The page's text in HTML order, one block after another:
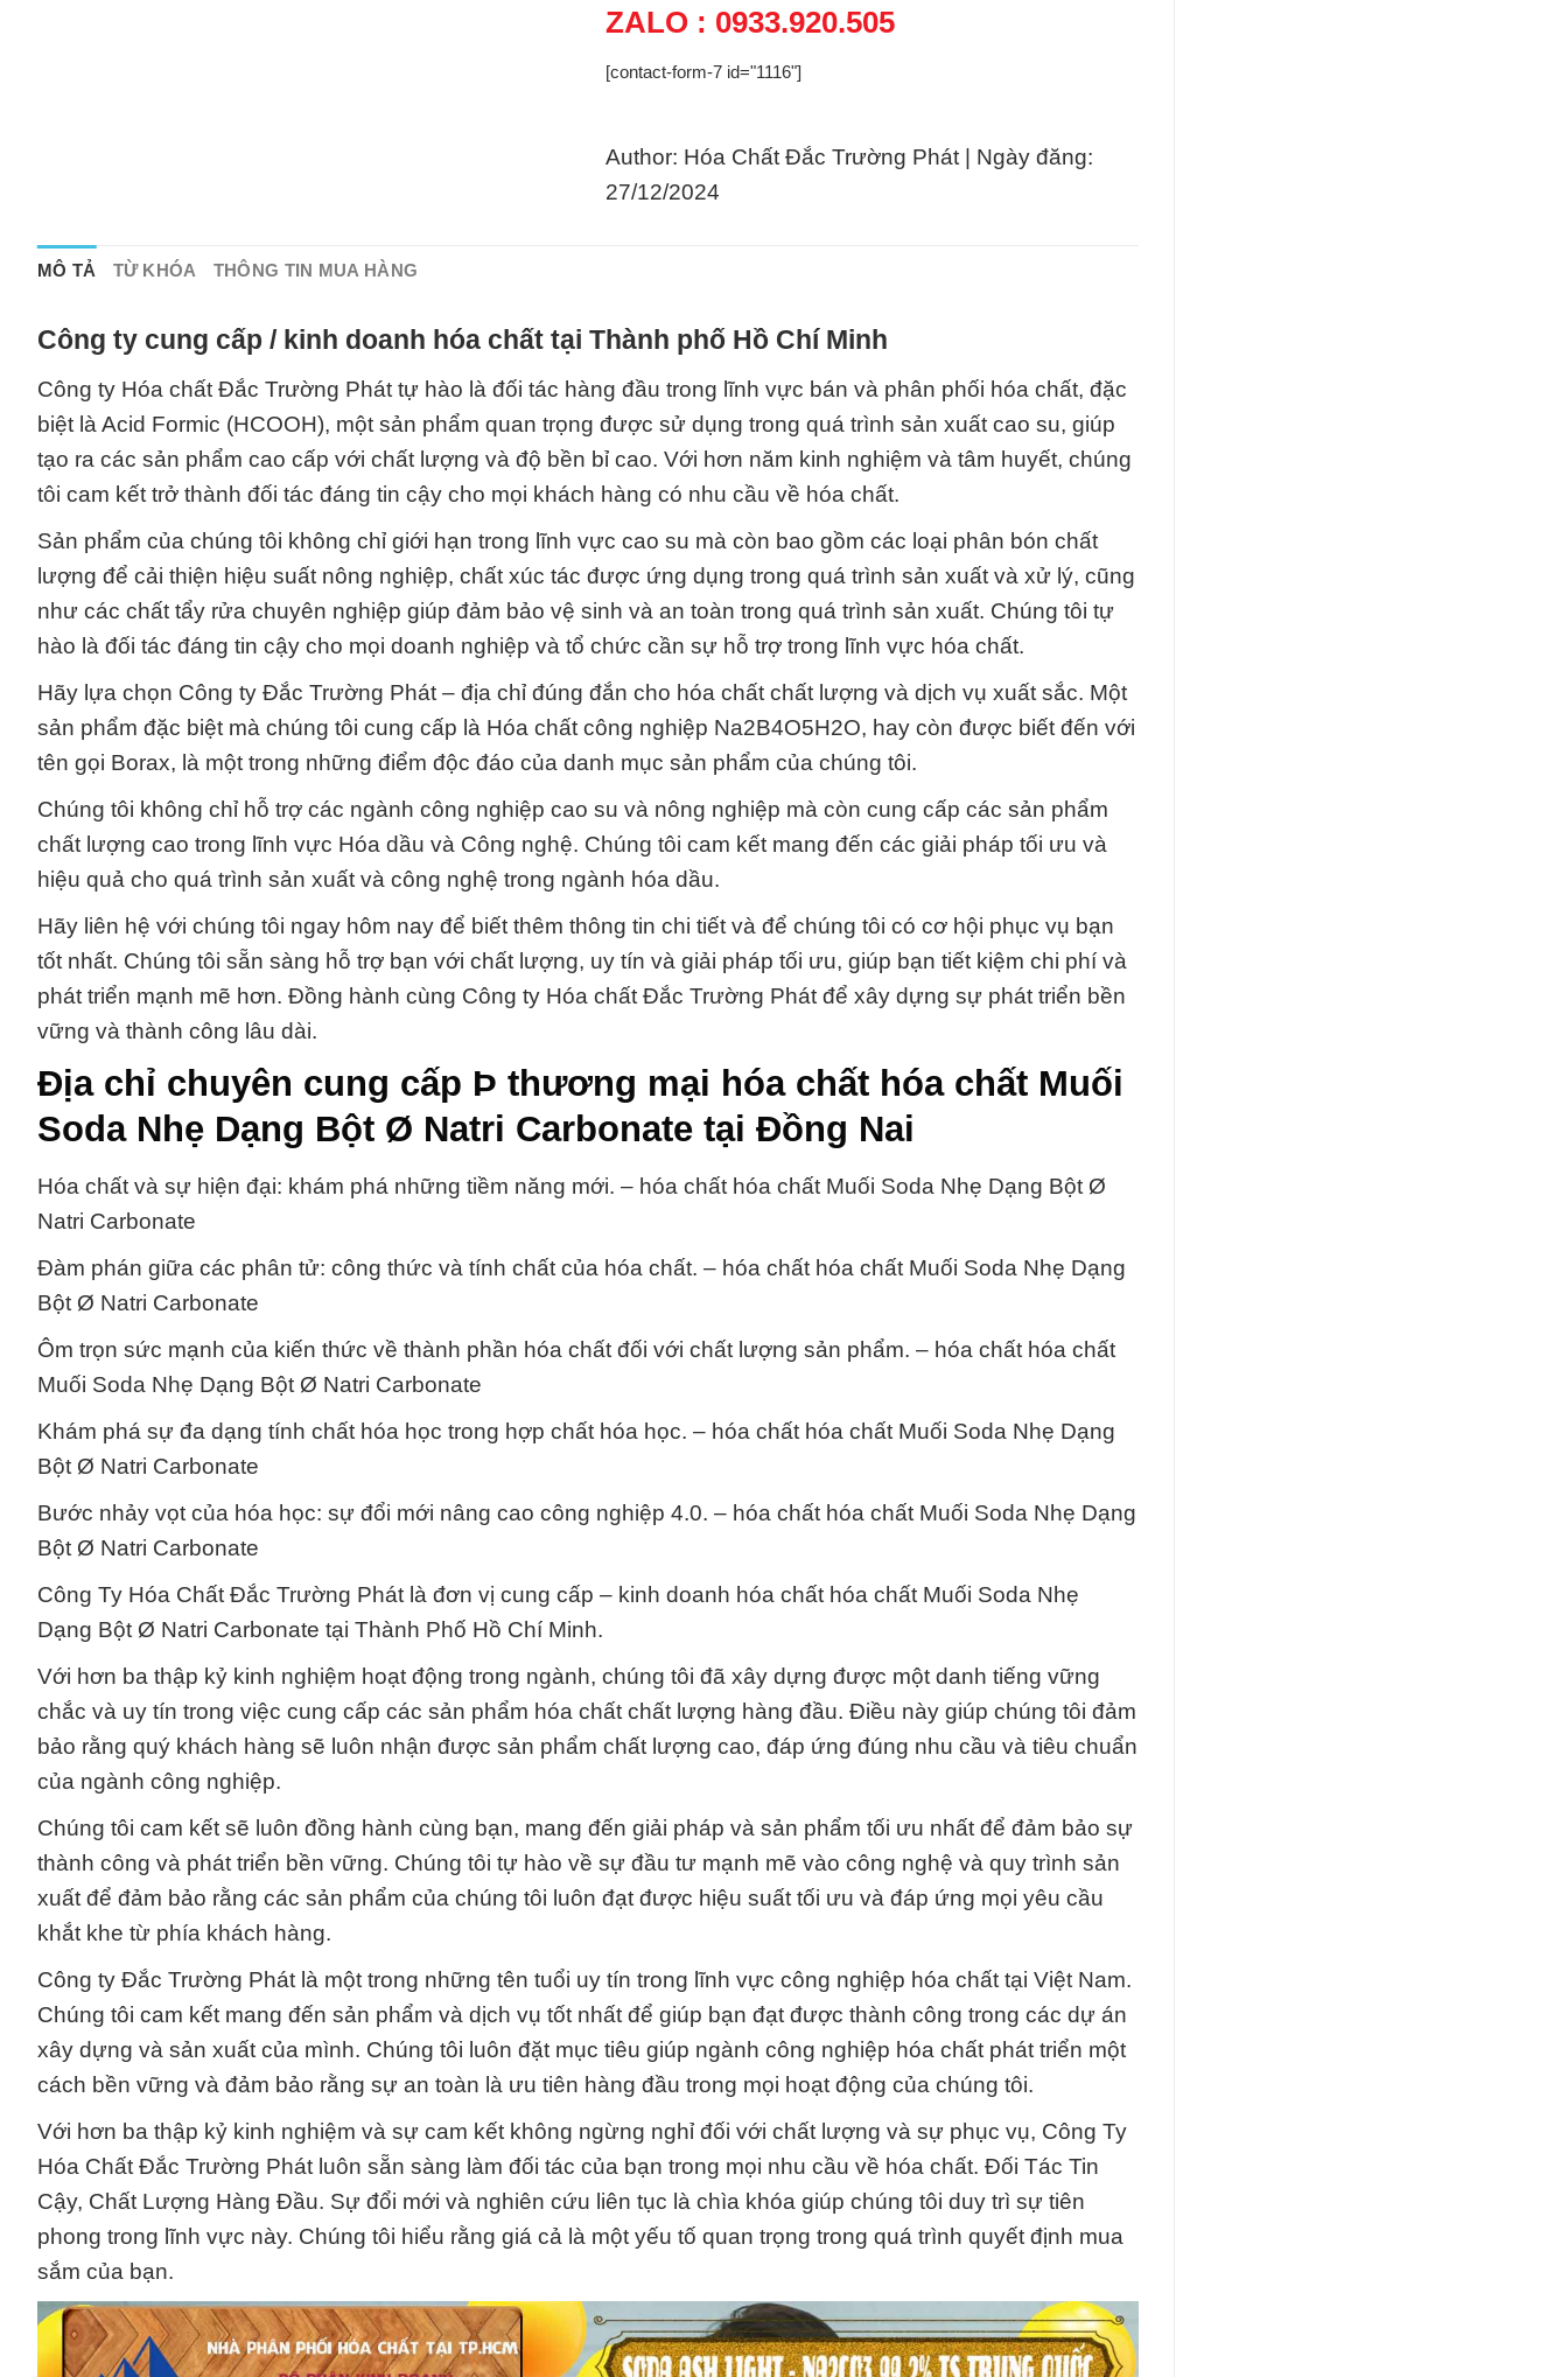
ZALO : 0933.920.505
[contact-form-7 id="1116"]
Author: Hóa Chất Đắc Trường Phát | Ngày đăng:
27/12/2024
MÔ TẢ TỪ KHÓA THÔNG TIN MUA HÀNG
Công ty cung cấp / kinh doanh hóa chất tại Thành phố Hồ Chí Minh
Công ty Hóa chất Đắc Trường Phát tự hào là đối tác hàng đầu trong lĩnh vực bán và phân phối hóa chất, đặc
biệt là Acid Formic (HCOOH), một sản phẩm quan trọng được sử dụng trong quá trình sản xuất cao su, giúp
tạo ra các sản phẩm cao cấp với chất lượng và độ bền bỉ cao. Với hơn năm kinh nghiệm và tâm huyết, chúng
tôi cam kết trở thành đối tác đáng tin cậy cho mọi khách hàng có nhu cầu về hóa chất.
Sản phẩm của chúng tôi không chỉ giới hạn trong lĩnh vực cao su mà còn bao gồm các loại phân bón chất
lượng để cải thiện hiệu suất nông nghiệp, chất xúc tác được ứng dụng trong quá trình sản xuất và xử lý, cũng
như các chất tẩy rửa chuyên nghiệp giúp đảm bảo vệ sinh và an toàn trong quá trình sản xuất. Chúng tôi tự
hào là đối tác đáng tin cậy cho mọi doanh nghiệp và tổ chức cần sự hỗ trợ trong lĩnh vực hóa chất.
Hãy lựa chọn Công ty Đắc Trường Phát – địa chỉ đúng đắn cho hóa chất chất lượng và dịch vụ xuất sắc. Một
sản phẩm đặc biệt mà chúng tôi cung cấp là Hóa chất công nghiệp Na2B4O5H2O, hay còn được biết đến với
tên gọi Borax, là một trong những điểm độc đáo của danh mục sản phẩm của chúng tôi.
Chúng tôi không chỉ hỗ trợ các ngành công nghiệp cao su và nông nghiệp mà còn cung cấp các sản phẩm
chất lượng cao trong lĩnh vực Hóa dầu và Công nghệ. Chúng tôi cam kết mang đến các giải pháp tối ưu và
hiệu quả cho quá trình sản xuất và công nghệ trong ngành hóa dầu.
Hãy liên hệ với chúng tôi ngay hôm nay để biết thêm thông tin chi tiết và để chúng tôi có cơ hội phục vụ bạn
tốt nhất. Chúng tôi sẵn sàng hỗ trợ bạn với chất lượng, uy tín và giải pháp tối ưu, giúp bạn tiết kiệm chi phí và
phát triển mạnh mẽ hơn. Đồng hành cùng Công ty Hóa chất Đắc Trường Phát để xây dựng sự phát triển bền
vững và thành công lâu dài.
Địa chỉ chuyên cung cấp Þ thương mại hóa chất hóa chất Muối
Soda Nhẹ Dạng Bột Ø Natri Carbonate tại Đồng Nai
Hóa chất và sự hiện đại: khám phá những tiềm năng mới. – hóa chất hóa chất Muối Soda Nhẹ Dạng Bột Ø
Natri Carbonate
Đàm phán giữa các phân tử: công thức và tính chất của hóa chất. – hóa chất hóa chất Muối Soda Nhẹ Dạng
Bột Ø Natri Carbonate
Ôm trọn sức mạnh của kiến thức về thành phần hóa chất đối với chất lượng sản phẩm. – hóa chất hóa chất
Muối Soda Nhẹ Dạng Bột Ø Natri Carbonate
Khám phá sự đa dạng tính chất hóa học trong hợp chất hóa học. – hóa chất hóa chất Muối Soda Nhẹ Dạng
Bột Ø Natri Carbonate
Bước nhảy vọt của hóa học: sự đổi mới nâng cao công nghiệp 4.0. – hóa chất hóa chất Muối Soda Nhẹ Dạng
Bột Ø Natri Carbonate
Công Ty Hóa Chất Đắc Trường Phát là đơn vị cung cấp – kinh doanh hóa chất hóa chất Muối Soda Nhẹ
Dạng Bột Ø Natri Carbonate tại Thành Phố Hồ Chí Minh.
Với hơn ba thập kỷ kinh nghiệm hoạt động trong ngành, chúng tôi đã xây dựng được một danh tiếng vững
chắc và uy tín trong việc cung cấp các sản phẩm hóa chất chất lượng hàng đầu. Điều này giúp chúng tôi đảm
bảo rằng quý khách hàng sẽ luôn nhận được sản phẩm chất lượng cao, đáp ứng đúng nhu cầu và tiêu chuẩn
của ngành công nghiệp.
Chúng tôi cam kết sẽ luôn đồng hành cùng bạn, mang đến giải pháp và sản phẩm tối ưu nhất để đảm bảo sự
thành công và phát triển bền vững. Chúng tôi tự hào về sự đầu tư mạnh mẽ vào công nghệ và quy trình sản
xuất để đảm bảo rằng các sản phẩm của chúng tôi luôn đạt được hiệu suất tối ưu và đáp ứng mọi yêu cầu
khắt khe từ phía khách hàng.
Công ty Đắc Trường Phát là một trong những tên tuổi uy tín trong lĩnh vực công nghiệp hóa chất tại Việt Nam.
Chúng tôi cam kết mang đến sản phẩm và dịch vụ tốt nhất để giúp bạn đạt được thành công trong các dự án
xây dựng và sản xuất của mình. Chúng tôi luôn đặt mục tiêu giúp ngành công nghiệp hóa chất phát triển một
cách bền vững và đảm bảo rằng sự an toàn là ưu tiên hàng đầu trong mọi hoạt động của chúng tôi.
Với hơn ba thập kỷ kinh nghiệm và sự cam kết không ngừng nghỉ đối với chất lượng và sự phục vụ, Công Ty
Hóa Chất Đắc Trường Phát luôn sẵn sàng làm đối tác của bạn trong mọi nhu cầu về hóa chất. Đối Tác Tin
Cậy, Chất Lượng Hàng Đầu. Sự đổi mới và nghiên cứu liên tục là chìa khóa giúp chúng tôi duy trì sự tiên
phong trong lĩnh vực này. Chúng tôi hiểu rằng giá cả là một yếu tố quan trọng trong quá trình quyết định mua
sắm của bạn.